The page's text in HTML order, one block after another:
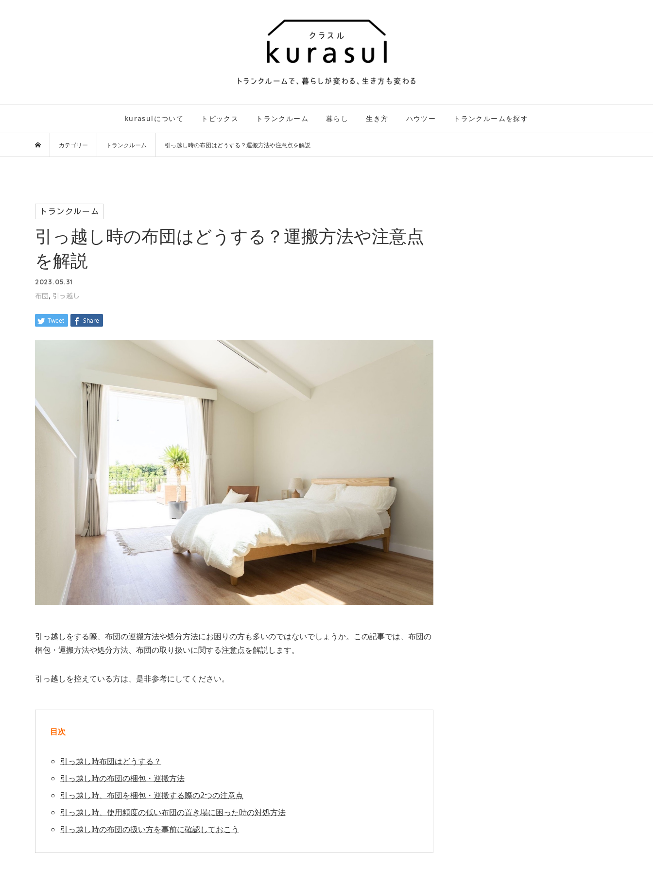
kurasulについて トピックス トランクルーム 暮らし 生き方 ハウツー トランクルームを探す
カテゴリー トランクルーム 引っ越し時の布団はどうする？運搬方法や注意点を解説
トランクルーム
引っ越し時の布団はどうする？運搬方法や注意点
を解説
2023.05.31
布団 , 引っ越し
Tweet Share
引っ越しをする際、布団の運搬方法や処分方法にお困りの方も多いのではないでしょうか。この記事では、布団の
梱包・運搬方法や処分方法、布団の取り扱いに関する注意点を解説します。
引っ越しを控えている方は、是非参考にしてください。
目次
引っ越し時布団はどうする？
引っ越し時の布団の梱包・運搬方法
引っ越し時、布団を梱包・運搬する際の2つの注意点
引っ越し時、使用頻度の低い布団の置き場に困った時の対処方法
引っ越し時の布団の扱い方を事前に確認しておこう